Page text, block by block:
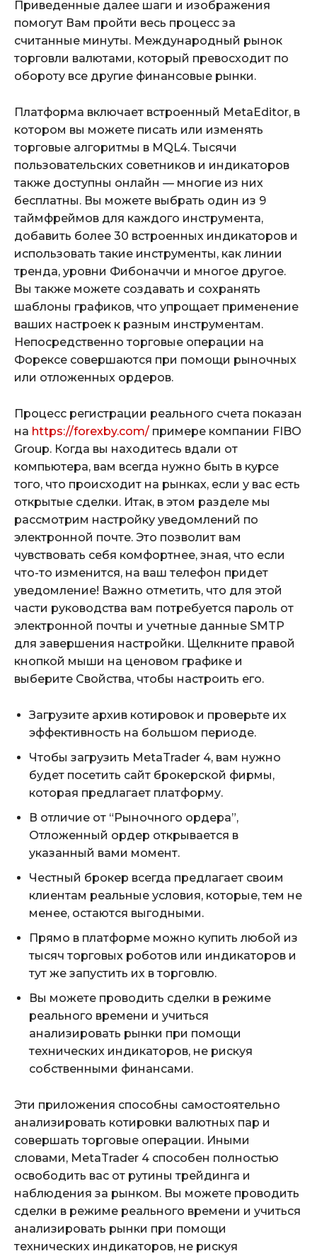
Приведенные далее шаги и изображения
помогут Вам пройти весь процесс за
считанные минуты. Международный рынок
торговли валютами, который превосходит по
обороту все другие финансовые рынки.
Платформа включает встроенный MetaEditor, в
котором вы можете писать или изменять
торговые алгоритмы в MQL4. Тысячи
пользовательских советников и индикаторов
также доступны онлайн — многие из них
бесплатны. Вы можете выбрать один из 9
таймфреймов для каждого инструмента,
добавить более 30 встроенных индикаторов и
использовать такие инструменты, как линии
тренда, уровни Фибоначчи и многое другое.
Вы также можете создавать и сохранять
шаблоны графиков, что упрощает применение
ваших настроек к разным инструментам.
Непосредственно торговые операции на
Форексе совершаются при помощи рыночных
или отложенных ордеров.
Процесс регистрации реального счета показан
на https://forexby.com/ примере компании FIBO
Group. Когда вы находитесь вдали от
компьютера, вам всегда нужно быть в курсе
того, что происходит на рынках, если у вас есть
открытые сделки. Итак, в этом разделе мы
рассмотрим настройку уведомлений по
электронной почте. Это позволит вам
чувствовать себя комфортнее, зная, что если
что-то изменится, на ваш телефон придет
уведомление! Важно отметить, что для этой
части руководства вам потребуется пароль от
электронной почты и учетные данные SMTP
для завершения настройки. Щелкните правой
кнопкой мыши на ценовом графике и
выберите Свойства, чтобы настроить его.
Загрузите архив котировок и проверьте их
эффективность на большом периоде.
Чтобы загрузить MetaTrader 4, вам нужно
будет посетить сайт брокерской фирмы,
которая предлагает платформу.
В отличие от “Рыночного ордера”,
Отложенный ордер открывается в
указанный вами момент.
Честный брокер всегда предлагает своим
клиентам реальные условия, которые, тем не
менее, остаются выгодными.
Прямо в платформе можно купить любой из
тысяч торговых роботов или индикаторов и
тут же запустить их в торговлю.
Вы можете проводить сделки в режиме
реального времени и учиться
анализировать рынки при помощи
технических индикаторов, не рискуя
собственными финансами.
Эти приложения способны самостоятельно
анализировать котировки валютных пар и
совершать торговые операции. Иными
словами, MetaTrader 4 способен полностью
освободить вас от рутины трейдинга и
наблюдения за рынком. Вы можете проводить
сделки в режиме реального времени и учиться
анализировать рынки при помощи
технических индикаторов, не рискуя